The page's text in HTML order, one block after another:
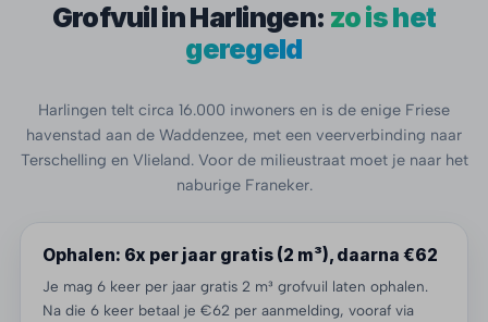
Grofvuil in Harlingen: zo is het
geregeld
Harlingen telt circa 16.000 inwoners en is de enige Friese
havenstad aan de Waddenzee, met een veerverbinding naar
Terschelling en Vlieland. Voor de milieustraat moet je naar het
naburige Franeker.
Ophalen: 6x per jaar gratis (2 m³), daarna €62
Je mag 6 keer per jaar gratis 2 m³ grofvuil laten ophalen.
Na die 6 keer betaal je €62 per aanmelding, vooraf via